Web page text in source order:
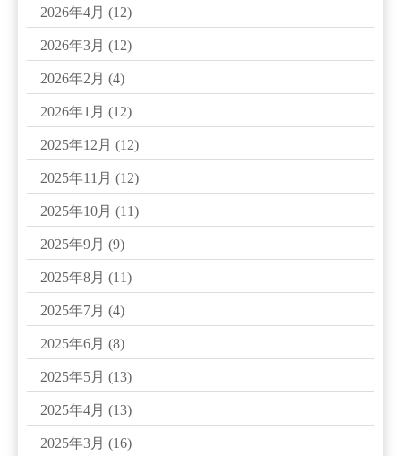
2026年4月 (12)
2026年3月 (12)
2026年2月 (4)
2026年1月 (12)
2025年12月 (12)
2025年11月 (12)
2025年10月 (11)
2025年9月 (9)
2025年8月 (11)
2025年7月 (4)
2025年6月 (8)
2025年5月 (13)
2025年4月 (13)
2025年3月 (16)